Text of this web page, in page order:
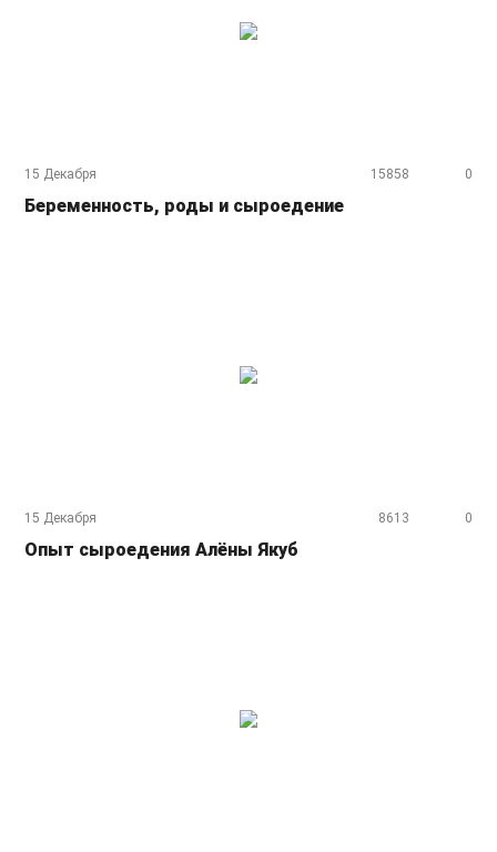
15 Декабря 0
15858
Беременность, роды и сыроедение
15 Декабря 0
8613
Опыт сыроедения Алёны Якуб